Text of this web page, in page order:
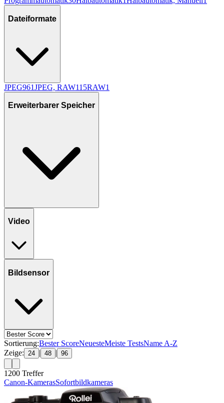
Dateiformate
JPEG961JPEG, RAW115RAW1
Erweiterbarer Speicher
Video
Bildsensor
Sortierung:Bester ScoreNeuesteMeiste TestsName A-Z
Zeige: 24 | 48 | 96
1200 Treffer
Canon-KamerasSofortbildkameras